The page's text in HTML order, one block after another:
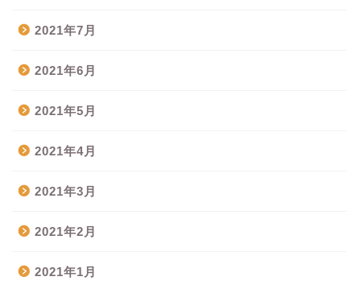
2021年7月
2021年6月
2021年5月
2021年4月
2021年3月
2021年2月
2021年1月